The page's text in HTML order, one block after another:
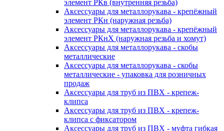
элемент РКв (внутренняя резьба)
Аксессуары для металлорукава - крепёжный
элемент РКн (наружная резьба)
Аксессуары для металлорукава - крепёжный
элемент РКнХ (наружная резьба и хомут)
Аксессуары для металлорукава - скобы
металлические
Аксессуары для металлорукава - скобы
металлические - упаковка для розничных
продаж
Аксессуары для труб из ПВХ - крепеж-
клипса
Аксессуары для труб из ПВХ - крепеж-
клипса с фиксатором
Аксессуары для труб из ПВХ - муфта гибкая